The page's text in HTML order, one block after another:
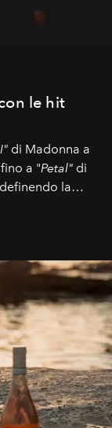
le hit
di Madonna a
a "Petal" di
la